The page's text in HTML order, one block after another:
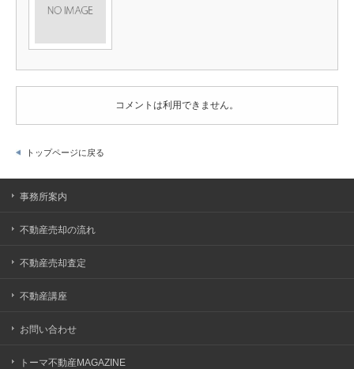
コメントは利用できません。
トップページに戻る
事務所案内
不動産売却の流れ
不動産売却査定
不動産講座
お問い合わせ
トーマ不動産MAGAZINE